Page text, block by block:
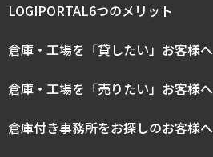
LOGIPORTAL6つのメリット
倉庫・工場を「貸したい」お客様へ
倉庫・工場を「売りたい」お客様へ
倉庫付き事務所をお探しのお客様へ